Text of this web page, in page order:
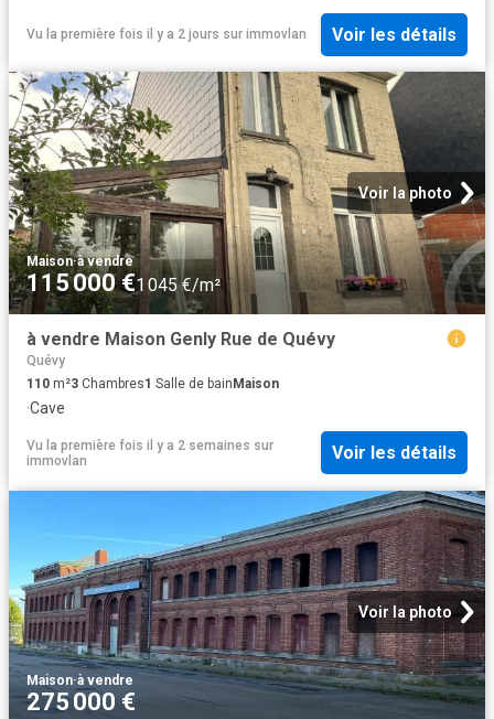
Vu la première fois il y a 2 jours sur immovlan Voir les détails
Voir la photo
Maison·à vendre
115 000 €1 045 €/m²
à vendre Maison Genly Rue de Quévy
Quévy
110 m²3 Chambres1 Salle de bain Maison
·Cave
Vu la première fois il y a 2 semaines sur
immovlan
Voir les détails
Voir la photo
Maison·à vendre
275 000 €